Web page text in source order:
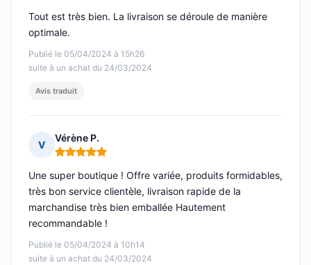
Publié le 05/04/2024 à 15h26
suite à un achat du 24/03/2024
Tout est très bien. La livraison se déroule de manière
optimale.
Avis traduit
V
Vérène P.
Note : 5 sur 5
Publié le 05/04/2024 à 10h14
suite à un achat du 24/03/2024
Une super boutique ! Offre variée, produits formidables,
très bon service clientèle, livraison rapide de la
marchandise très bien emballée Hautement
recommandable !